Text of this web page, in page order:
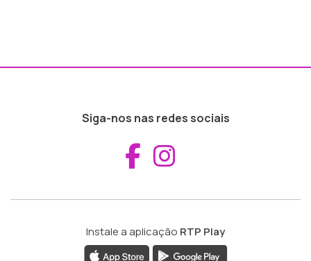
Siga-nos nas redes sociais
Aceder ao
Instale a aplicação RTP Play